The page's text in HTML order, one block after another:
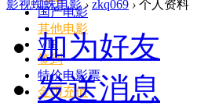
国产电影
其他电影
VIP
签到
特价电影票
金币充值
影视蜘蛛电影 › zkq069 › 个人资料
加为好友
发送消息